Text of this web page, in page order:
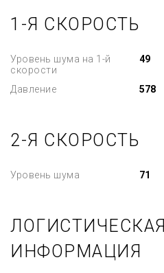
1-Я СКОРОСТЬ
Уровень шума на 1-й
скорости
49
Давление 578
2-Я СКОРОСТЬ
Уровень шума 71
ЛОГИСТИЧЕСКАЯ
ИНФОРМАЦИЯ